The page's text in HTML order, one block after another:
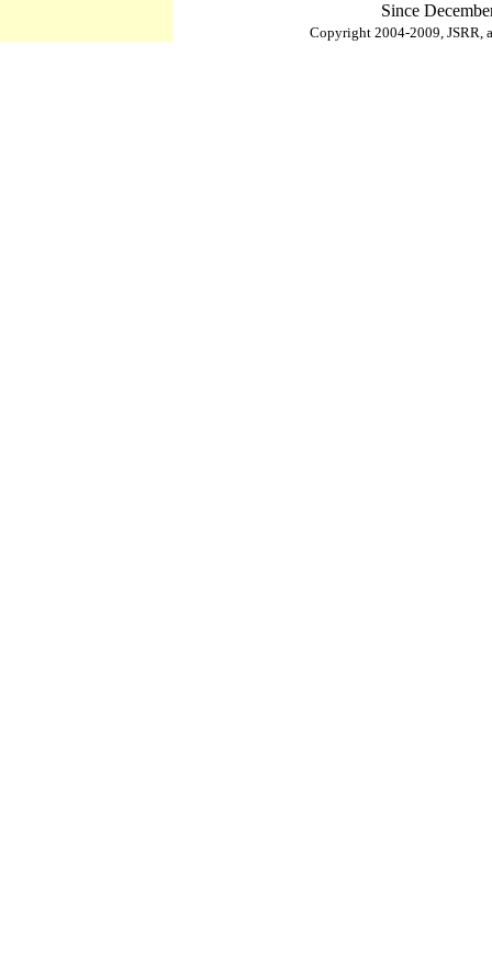
Since
Copyright 2004-2009, JSRR,